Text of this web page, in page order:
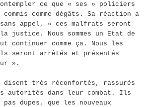
ce que « ses » policiers
comme dégâts. Sa réaction a
appel, « ces malfrats seront
justice. Nous sommes un Etat de
continuer comme ça. Nous les
seront arrêtés et présentés
».
disent très réconfortés, rassurés
autorités dans leur combat. Ils
pas dupes, que les nouveaux